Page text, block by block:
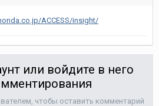
ACCESS/insight/
или войдите в него
чтобы оставить комментарий